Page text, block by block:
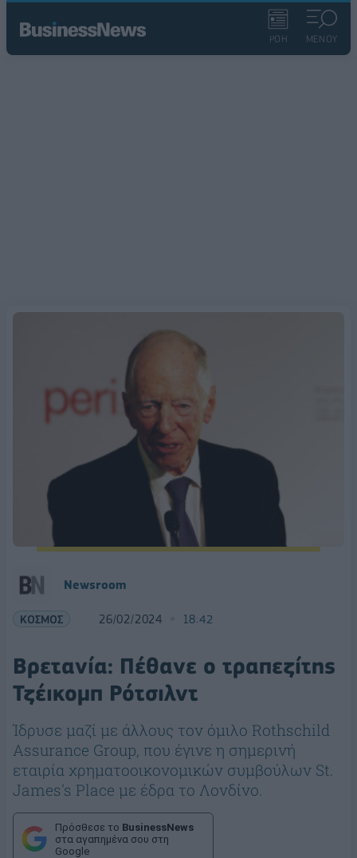
ΡΟΗ ΜΕΝΟΥ
Newsroom
ΚΟΣΜΟΣ 26/02/2024 18:42
Βρετανία: Πέθανε ο τραπεζίτης
Τζέικομπ Ρότσιλντ
Ίδρυσε μαζί με άλλους τον όμιλο Rothschild
Assurance Group, που έγινε η σημερινή
εταιρία χρηματοοικονομικών συμβούλων St.
James's Place με έδρα το Λονδίνο.
Πρόσθεσε το BusinessNews
στα αγαπημένα σου στη
Google